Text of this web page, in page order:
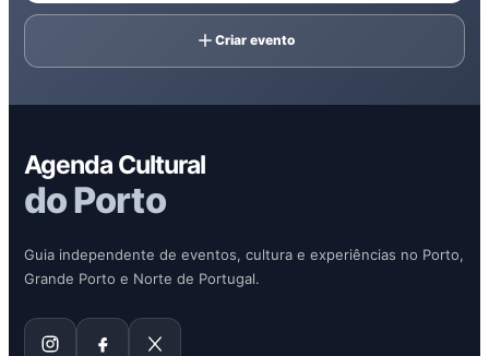
Criar evento
Agenda Cultural
do Porto
Guia independente de eventos, cultura e experiências no Porto,
Grande Porto e Norte de Portugal.